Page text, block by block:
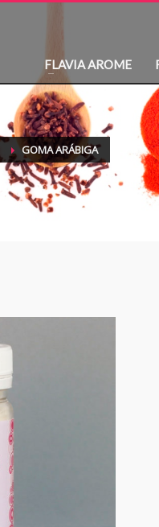
FLAVIA AROME
GOMA ARÁBIGA